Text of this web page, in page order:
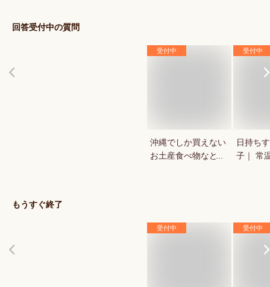
回答受付中の質問
受付中
沖縄でしか買えない
お土産食べ物など｜
受付中
日持ち
子｜ 常
もうすぐ終了
受付中 受付中